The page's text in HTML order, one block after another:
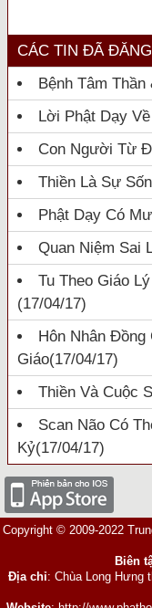
CÁC TIN ĐÃ
Bệnh Tâm
Lời Phật Dạy
Con Người Từ
Thiền Là Sự
Phật Dạy Có
Quan Niệm Sai
Tu Theo Giáo
(17/04/17)
Hôn Nhân
Giáo(17/04/17)
Thiền Và Cuộc
Scan Não Có
Kỷ(17/04/17)
Copyright © 2009-2022
Biên
Địa chỉ: Chùa Long Hưng